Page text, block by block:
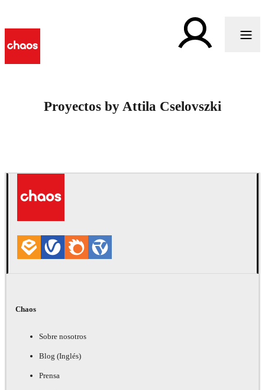
Proyectos by Attila Cselovszki
Chaos
Sobre nosotros
Blog (Inglés)
Prensa